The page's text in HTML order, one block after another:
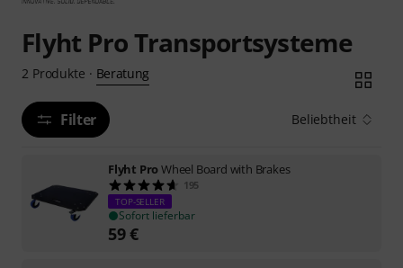
Flyht Pro Transportsysteme
2 Produkte · Beratung
Filter Beliebtheit
Flyht ProWheel Board with Brakes
195
TOP-SELLER
Sofort lieferbar
59€